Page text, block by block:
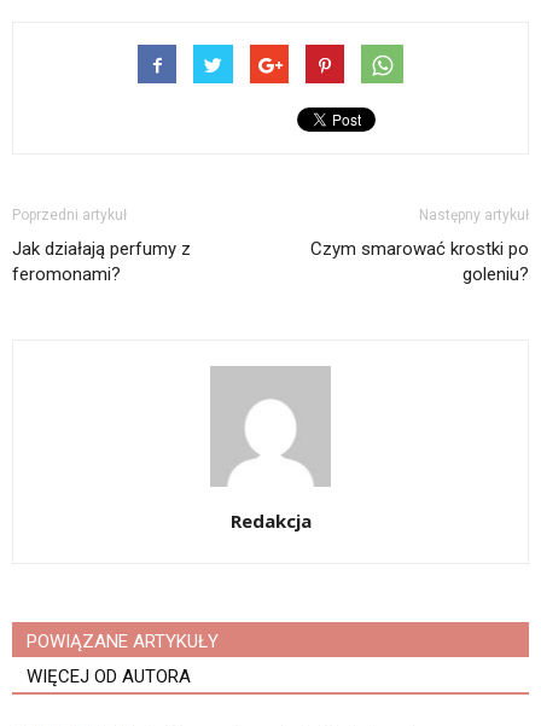
Poprzedni artykuł
Jak działają perfumy z
feromonami?
Następny artykuł
Czym smarować krostki po
goleniu?
Redakcja
POWIĄZANE ARTYKUŁY
WIĘCEJ OD AUTORA